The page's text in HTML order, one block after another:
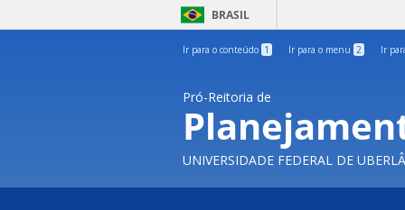
BRASIL
Ir para o conteúdo 1 Ir para o menu 2 Ir
Pró-Reitoria de
UNIVERSIDADE FEDERAL DE